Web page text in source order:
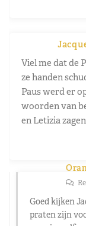
Viel me dat de
ze handen
Paus werd er
woorden van
en Letizia
Goed kijken
praten zijn